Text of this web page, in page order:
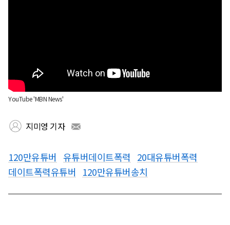
YouTube 'MBN News'
지미영 기자
120만유튜버 유튜버데이트폭력 20대유튜버폭력
데이트폭력유튜버
120만유튜버송치